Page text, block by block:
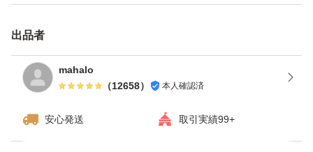
出品者
mahalo
（12658） 本人確認済
安心発送 取引実績99+